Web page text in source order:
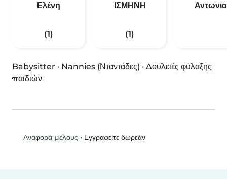
Ελένη
(1)
ΙΣΜΗΝΗ
(1)
Αντωνια
Babysitter · Nannies (Νταντάδες) · Δουλειές φύλαξης
παιδιών
Αναφορά μέλους • Εγγραφείτε δωρεάν